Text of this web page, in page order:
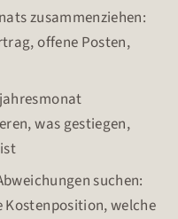
zusammenziehen:
offene Posten,
was gestiegen,
suchen:
Kostenposition, welche